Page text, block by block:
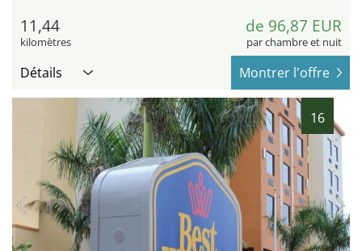
11,44
kilomètres
de 96,87 EUR
par chambre et nuit
Détails Montrer l'offre
16